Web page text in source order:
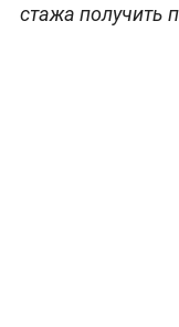
стажа получить